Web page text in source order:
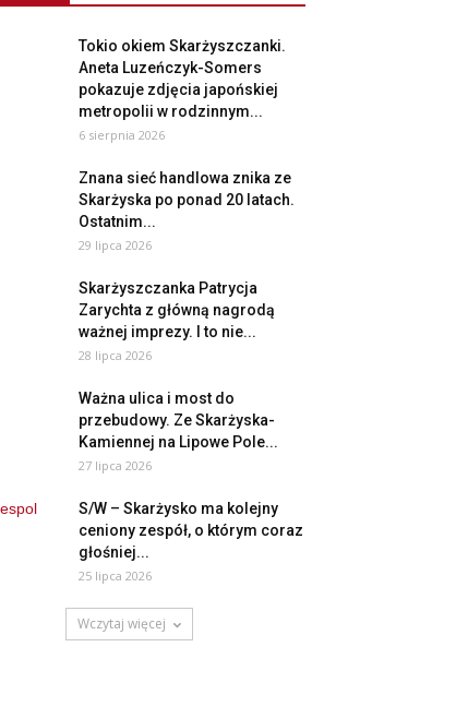
Tokio okiem Skarżyszczanki.
Aneta Luzeńczyk-Somers
pokazuje zdjęcia japońskiej
metropolii w rodzinnym...
6 sierpnia 2026
Znana sieć handlowa znika ze
Skarżyska po ponad 20 latach.
Ostatnim...
29 lipca 2026
Skarżyszczanka Patrycja
Zarychta z główną nagrodą
ważnej imprezy. I to nie...
28 lipca 2026
Ważna ulica i most do
przebudowy. Ze Skarżyska-
Kamiennej na Lipowe Pole...
27 lipca 2026
S/W – Skarżysko ma kolejny
ceniony zespół, o którym coraz
głośniej...
25 lipca 2026
Wczytaj więcej